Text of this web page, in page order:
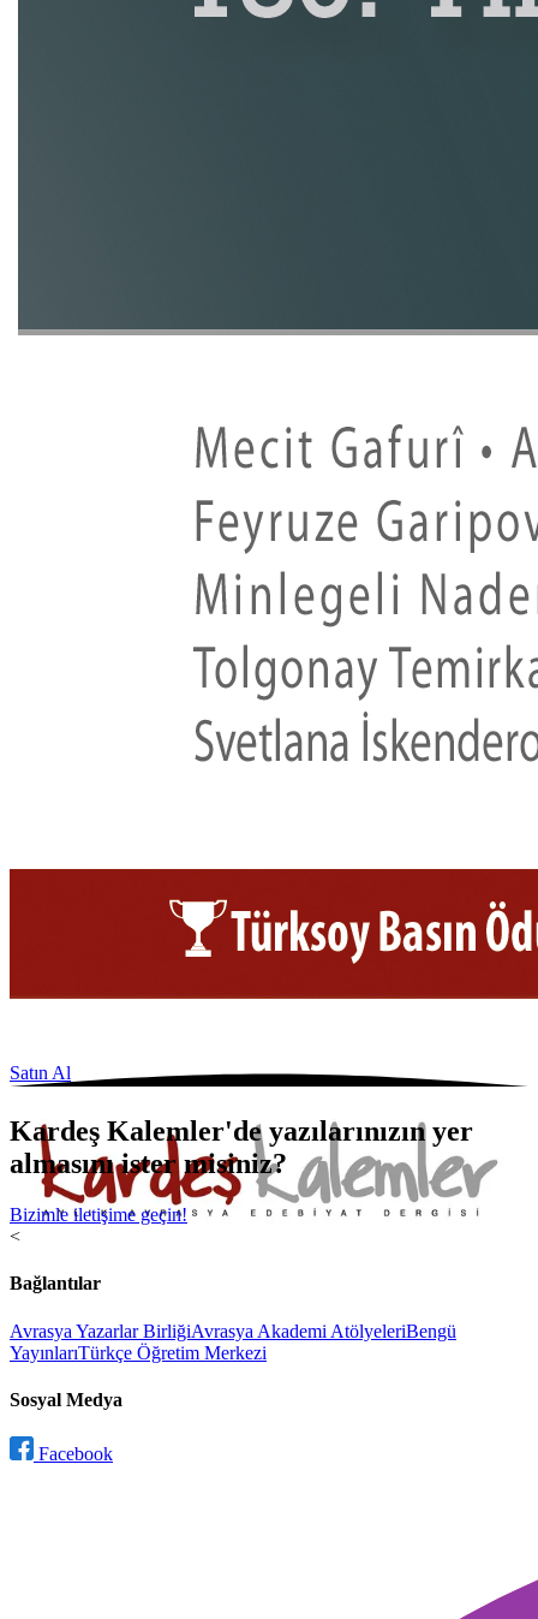
Satın Al
Kardeş Kalemler'de yazılarınızın yer
almasını ister misiniz?
Bizimle iletişime geçin!
<
Bağlantılar
Avrasya Yazarlar BirliğiAvrasya Akademi AtölyeleriBengü
YayınlarıTürkçe Öğretim Merkezi
Sosyal Medya
Facebook